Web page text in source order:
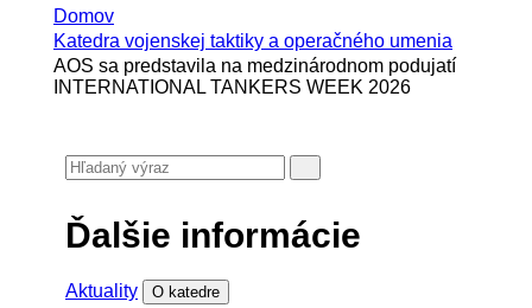
Domov
Katedra vojenskej taktiky a operačného umenia
AOS sa predstavila na medzinárodnom podujatí
INTERNATIONAL TANKERS WEEK 2026
Ďalšie informácie
Aktuality O katedre